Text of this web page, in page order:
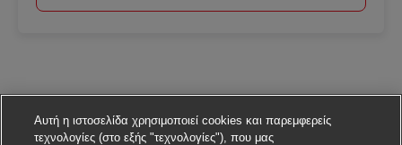
Αυτή η ιστοσελίδα χρησιμοποιεί cookies και παρεμφερείς
τεχνολογίες (στο εξής "τεχνολογίες"), που μας